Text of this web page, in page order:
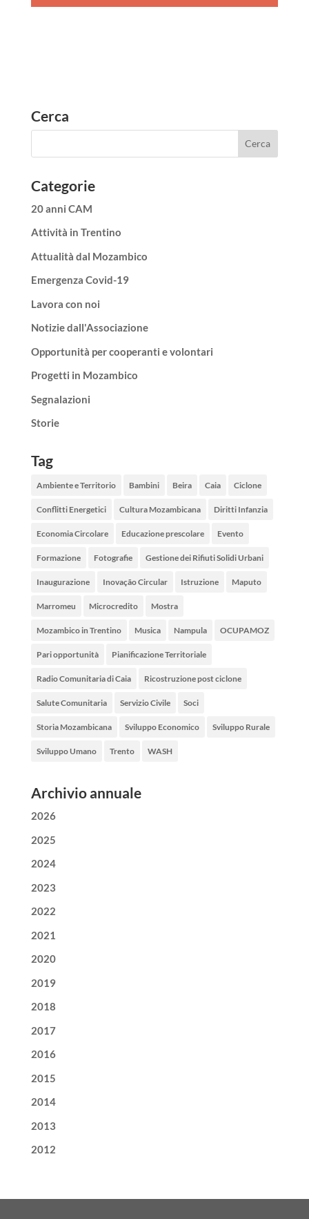
Cerca
Categorie
20 anni CAM
Attività in Trentino
Attualità dal Mozambico
Emergenza Covid-19
Lavora con noi
Notizie dall'Associazione
Opportunità per cooperanti e volontari
Progetti in Mozambico
Segnalazioni
Storie
Tag
Ambiente e Territorio Bambini Beira Caia Ciclone
Conflitti Energetici Cultura Mozambicana Diritti Infanzia
Economia Circolare Educazione prescolare Evento
Formazione Fotografie Gestione dei Rifiuti Solidi Urbani
Inaugurazione Inovação Circular Istruzione Maputo
Marromeu Microcredito Mostra
Mozambico in Trentino Musica Nampula OCUPAMOZ
Pari opportunità Pianificazione Territoriale
Radio Comunitaria di Caia Ricostruzione post ciclone
Salute Comunitaria Servizio Civile Soci
Storia Mozambicana Sviluppo Economico Sviluppo Rurale
Sviluppo Umano Trento WASH
Archivio annuale
2026
2025
2024
2023
2022
2021
2020
2019
2018
2017
2016
2015
2014
2013
2012